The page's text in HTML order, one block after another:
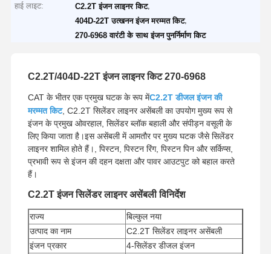
हाई लाइट:
C2.2T इंजन लाइनर किट,
404D-22T उत्खनन इंजन मरम्मत किट,
270-6968 वारंटी के साथ इंजन पुनर्निर्माण किट
C2.2T/404D-22T इंजन लाइनर किट 270-6968
CAT के भीतर एक प्रमुख घटक के रूप मेंC2.2T डीजल इंजन की
मरम्मत किट, C2.2T सिलेंडर लाइनर असेंबली का उपयोग मुख्य रूप से
इंजन के प्रमुख ओवरहाल, सिलेंडर ब्लॉक बहाली और संपीड़न वसूली के
लिए किया जाता है।इस असेंबली में आमतौर पर मुख्य घटक जैसे सिलेंडर
लाइनर शामिल होते हैं।, पिस्टन, पिस्टन रिंग, पिस्टन पिन और सर्किप्स,
प्रभावी रूप से इंजन की दहन दक्षता और पावर आउटपुट को बहाल करते
हैं।
C2.2T इंजन सिलेंडर लाइनर असेंबली विनिर्देश
राज्य
बिल्कुल नया
उत्पाद का नाम
C2.2T सिलेंडर लाइनर असेंबली
इंजन प्रकार
4-सिलेंडर डीजल इंजन